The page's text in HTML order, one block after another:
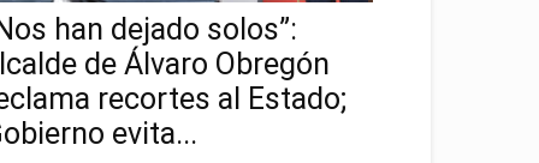
han dejado solos”:
de Álvaro Obregón
recortes al Estado;
evita...